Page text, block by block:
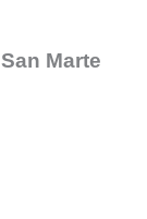
Marte